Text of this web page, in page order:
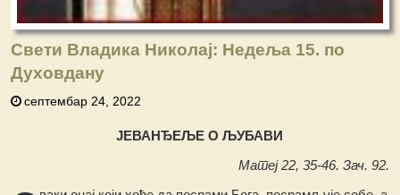
Свети Владика Николај: Недеља 15. по
Духовдану
септембар 24, 2022
ЈЕВАНЂЕЉЕ О ЉУБАВИ
Матеј 22, 35-46. Зач. 92.